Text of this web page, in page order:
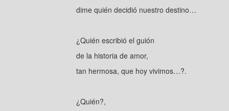
dime quién decidió nuestro destino…
¿Quién escribió el guión
de la historia de amor,
tan hermosa, que hoy vivimos…?.
¿Quién?,